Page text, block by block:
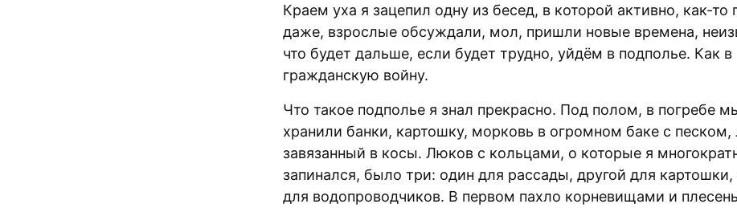
Краем уха я зацепил одну из бесед, в которой активно, как-то
даже, взрослые обсуждали, мол, пришли новые времена,
что будет дальше, если будет трудно, уйдём в подполье. Как в
гражданскую войну.
Что такое подполье я знал прекрасно. Под полом, в погребе
хранили банки, картошку, морковь в огромном баке с песком,
завязанный в косы. Люков с кольцами, о которые я
запинался, было три: один для рассады, другой для картошки,
для водопроводчиков. В первом пахло корневищами и